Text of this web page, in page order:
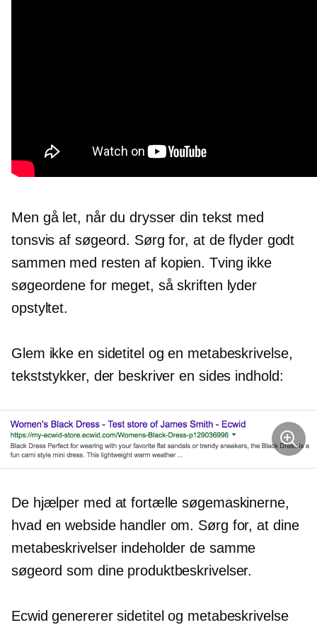
Men gå let, når du drysser din tekst med
tonsvis af søgeord. Sørg for, at de flyder godt
sammen med resten af ​​kopien. Tving ikke
søgeordene for meget, så skriften lyder
opstyltet.
Glem ikke en sidetitel og en metabeskrivelse,
tekststykker, der beskriver en sides indhold:
De hjælper med at fortælle søgemaskinerne,
hvad en webside handler om. Sørg for, at dine
metabeskrivelser indeholder de samme
søgeord som dine produktbeskrivelser.
Ecwid genererer sidetitel og metabeskrivelse